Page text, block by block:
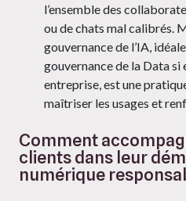
l’ensemble des
ou de chats mal calibrés.
gouvernance de l’IA,
gouvernance de la Data si
entreprise, est une
maîtriser les usages et
Comment
clients dans leur
numérique